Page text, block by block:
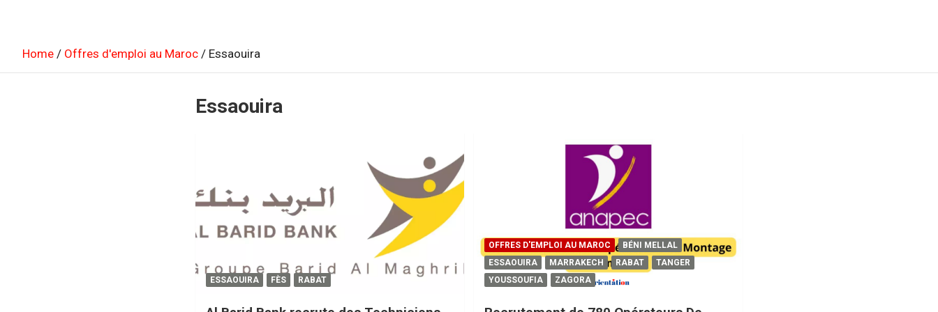
Home Offres d'emploi au Maroc Essaouira
Essaouira
ESSAOUIRA FÈS RABAT
OFFRES D'EMPLOI AU MAROC
BÉNI MELLAL
ESSAOUIRA
MARRAKECH RABAT
TANGER
YOUSSOUFIA
ZAGORA